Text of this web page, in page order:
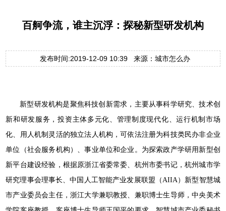
百舸争流，谁主沉浮：探秘新型研发机构
发布时间:2019-12-09 10:39 来源：城市怎么办
新型研发机构是聚焦科技创新需求，主要从事科学研究、技术创
新和研发服务，投资主体多元化、管理制度现代化、运行机制市场
化、用人机制灵活的独立法人机构，可依法注册为科技类民办非企业
单位（社会服务机构）、事业单位和企业。为探索政产学研用新型创
新平台建设经验，根据原浙江省委常委、杭州市委书记，杭州城市学
研究理事会理事长、中国人工智能产业发展联盟（AIIA）新型智慧城
市产业委员会主任，浙江大学兼职教授、兼职博士生导师，中央美术